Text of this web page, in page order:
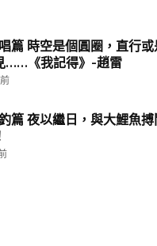
篇 時空是個圓圈，直行
……《我記得》-趙雷
篇 夜以繼日，與大鯉魚